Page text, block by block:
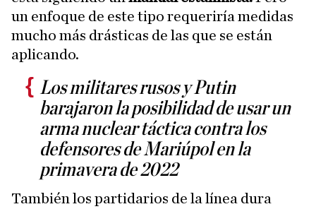
un enfoque de este tipo requeriría medidas
mucho más drásticas de las que se están
aplicando.
Los militares rusos y Putin
barajaron la posibilidad de usar un
arma nuclear táctica contra los
defensores de Mariúpol en la
primavera de 2022
También los partidarios de la línea dura